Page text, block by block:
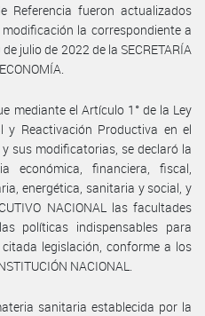
Referencia fueron actualizados
la correspondiente a
julio de 2022 de la SECRETARÍA
mediante el Artículo 1° de la Ley
y Reactivación Productiva en el
sus modificatorias, se declaró la
económica, financiera, fiscal,
energética, sanitaria y social, y
NACIONAL las facultades
políticas indispensables para
legislación, conforme a los
NACIONAL.
sanitaria establecida por la